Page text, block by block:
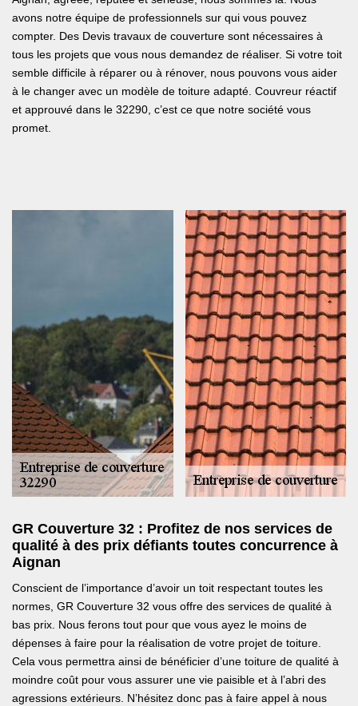
avons notre équipe de professionnels sur qui vous pouvez
compter. Des Devis travaux de couverture sont nécessaires à
tous les projets que vous nous demandez de réaliser. Si votre toit
semble difficile à réparer ou à rénover, nous pouvons vous aider
à le changer avec un modèle de toiture adapté. Couvreur réactif
et approuvé dans le 32290, c’est ce que notre société vous
promet.
GR Couverture 32 : Profitez de nos services de
qualité à des prix défiants toutes concurrence à
Aignan
Conscient de l’importance d’avoir un toit respectant toutes les
normes, GR Couverture 32 vous offre des services de qualité à
bas prix. Nous ferons tout pour que vous ayez le moins de
dépenses à faire pour la réalisation de votre projet de toiture.
Cela vous permettra ainsi de bénéficier d’une toiture de qualité à
moindre coût pour vous assurer une vie paisible et à l’abri des
agressions extérieurs. N’hésitez donc pas à faire appel à nous